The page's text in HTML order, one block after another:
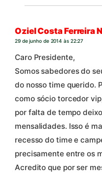
Oziel Costa Ferreira
29 de junho de 2014 às 22:27
Caro Presidente,
Somos sabedores do
do nosso time querido.
como sócio torcedor
por falta de tempo
mensalidades. Isso é
recesso do time e
precisamente entre os
Acredito que por ser